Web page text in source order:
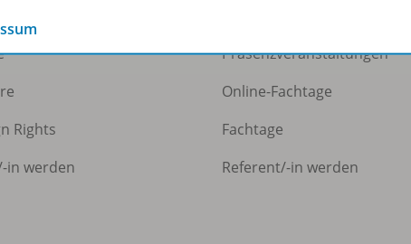
Rights
-in werden
Präsenzveranstaltungen
Online-Fachtage
Fachtage
Referent/-in werden